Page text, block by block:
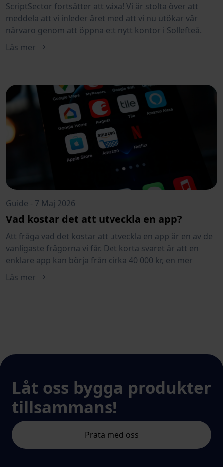
ScriptSector fortsätter att växa! Vi är stolta över att
meddela att vi inleder året med att vi nu utökar vår
närvaro genom att öppna ett nytt kontor i Sollefteå.
Med det nya kontoret i Sollefteå fortsätter vi vår resa
att jobba nära våra kunder och utveckla innovativa
projekt ni vill diskutera e
Läs mer
Guide - 7 Maj 2026
Vad kostar det att utveckla en app?
Att fråga vad det kostar att utveckla en app är en av de
vanligaste frågorna vi får. Det korta svaret är att en
enklare app kan börja från cirka 40 000 kr, en mer
komplett företagsapp ofta landar någonstans mellan
200 000 och 500 000 kr, och större appar med
Läs mer
Låt oss bygga produkter
tillsammans!
Prata med oss